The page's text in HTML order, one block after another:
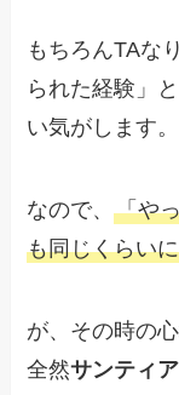
もちろんTAな
られた経験」
い気がします。
なので、「や
も同じくらい
が、その時の
全然サンティ